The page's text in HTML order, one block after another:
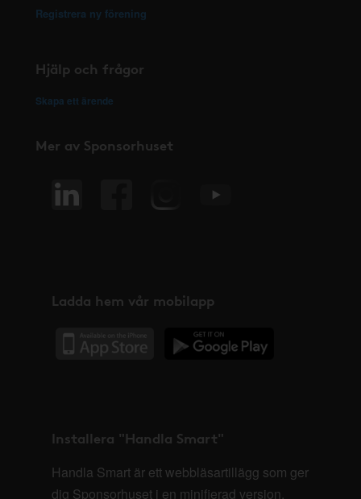
Registrera ny förening
Hjälp och frågor
Skapa ett ärende
Mer av Sponsorhuset
Ladda hem vår mobilapp
Installera "Handla Smart"
Handla Smart är ett webbläsartillägg som ger
dig Sponsorhuset i en minifierad version,